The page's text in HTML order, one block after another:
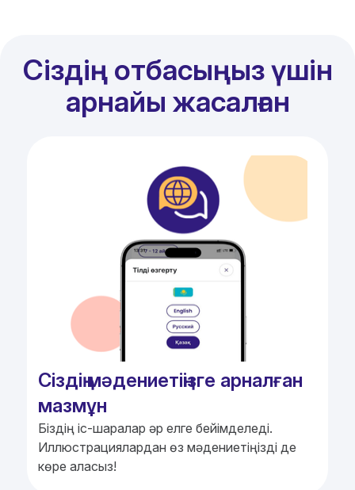
Сіздің отбасыңыз үшін
арнайы жасалған
Сіздің мәдениетіңізге арналған
мазмұн
Біздің іс-шаралар әр елге бейімделеді.
Иллюстрациялардан өз мәдениетіңізді де
көре аласыз!